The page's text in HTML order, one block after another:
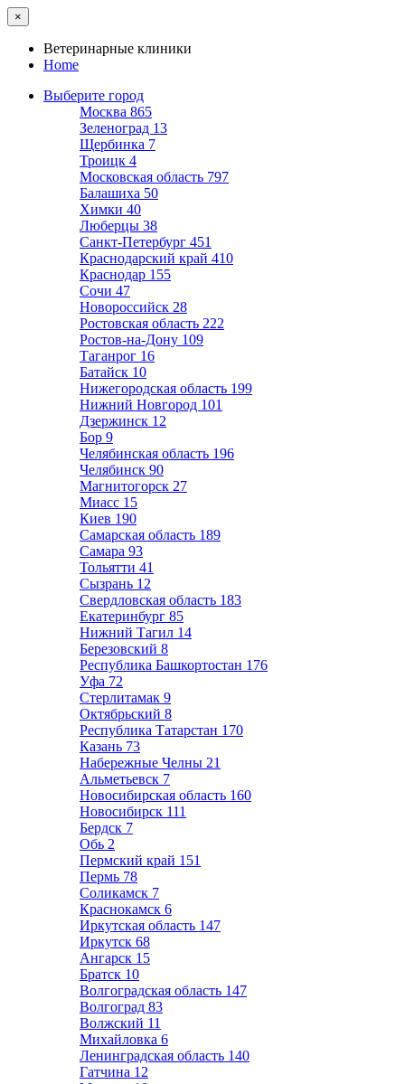
×
Ветеринарные клиники
Home
Выберите город
Москва 865
Зеленоград 13
Щербинка 7
Троицк 4
Московская область 797
Балашиха 50
Химки 40
Люберцы 38
Санкт-Петербург 451
Краснодарский край 410
Краснодар 155
Сочи 47
Новороссийск 28
Ростовская область 222
Ростов-на-Дону 109
Таганрог 16
Батайск 10
Нижегородская область 199
Нижний Новгород 101
Дзержинск 12
Бор 9
Челябинская область 196
Челябинск 90
Магнитогорск 27
Миасс 15
Киев 190
Самарская область 189
Самара 93
Тольятти 41
Сызрань 12
Свердловская область 183
Екатеринбург 85
Нижний Тагил 14
Березовский 8
Республика Башкортостан 176
Уфа 72
Стерлитамак 9
Октябрьский 8
Республика Татарстан 170
Казань 73
Набережные Челны 21
Альметьевск 7
Новосибирская область 160
Новосибирск 111
Бердск 7
Обь 2
Пермский край 151
Пермь 78
Соликамск 7
Краснокамск 6
Иркутская область 147
Иркутск 68
Ангарск 15
Братск 10
Волгоградская область 147
Волгоград 83
Волжский 11
Михайловка 6
Ленинградская область 140
Гатчина 12